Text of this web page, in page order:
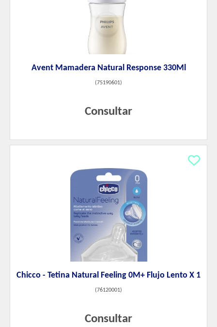
Avent Mamadera Natural Response 330Ml
(75190601)
Consultar
Chicco - Tetina Natural Feeling 0M+ Flujo Lento X 1
(76120001)
Consultar